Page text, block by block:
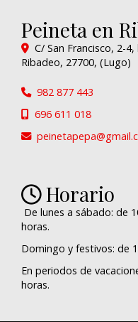
Peineta en
C/ San Francisco, 2-4,
Ribadeo, 27700, (Lugo)
982 877 443
696 611 018
peinetapepa
Horario
De lunes a sábado: de
horas.
Domingo y festivos: de
En periodos de
horas.